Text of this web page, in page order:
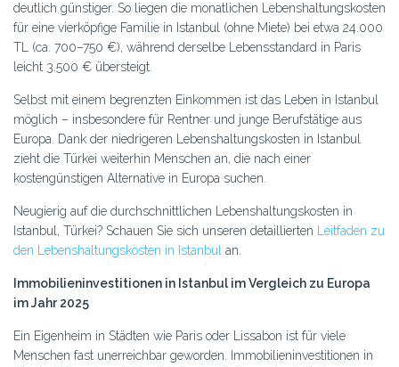
deutlich günstiger. So liegen die monatlichen Lebenshaltungskosten
für eine vierköpfige Familie in Istanbul (ohne Miete) bei etwa 24.000
TL (ca. 700–750 €), während derselbe Lebensstandard in Paris
leicht 3.500 € übersteigt.
Selbst mit einem begrenzten Einkommen ist das Leben in Istanbul
möglich – insbesondere für Rentner und junge Berufstätige aus
Europa. Dank der niedrigeren Lebenshaltungskosten in Istanbul
zieht die Türkei weiterhin Menschen an, die nach einer
kostengünstigen Alternative in Europa suchen.
Neugierig auf die durchschnittlichen Lebenshaltungskosten in
Istanbul, Türkei? Schauen Sie sich unseren detaillierten
Leitfaden zu
den Lebenshaltungskosten in Istanbul an.
Immobilieninvestitionen in Istanbul im Vergleich zu Europa
im Jahr 2025
Ein Eigenheim in Städten wie Paris oder Lissabon ist für viele
Menschen fast unerreichbar geworden. Immobilieninvestitionen in